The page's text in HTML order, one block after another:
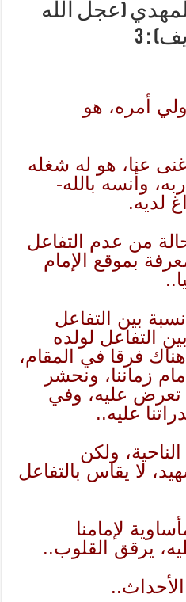
(عجل الله
: 3
أمره، هو
عنا، هو له شغله
وأنسه بالله-
لديه.
من عدم التفاعل
بموقع الإمام
بين التفاعل
التفاعل لولده
فرقا في المقام،
زماننا، ونحشر
تعرض عليه، وفي
عليه..
ولكن
لا يقاس بالتفاعل
لإمامنا
يرقق القلوب..